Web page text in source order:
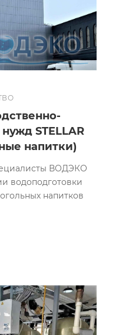
STELLAR
напитки)
ВОДЭКО
водоподготовки
напитков